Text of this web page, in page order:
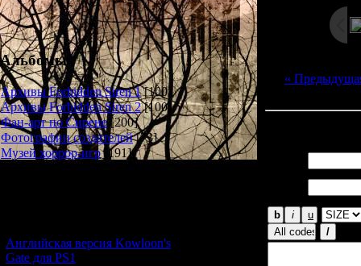
Альбомы
Архивы Forbidden Siren 1 [100]
Архивы Forbidden Siren 2 [100]
Фан-арт по Сирене [200]
Фотографии создателей [73]
Музей хоррор-игр
[191]
Английская версия Kowloon's
Gate для PS1
«